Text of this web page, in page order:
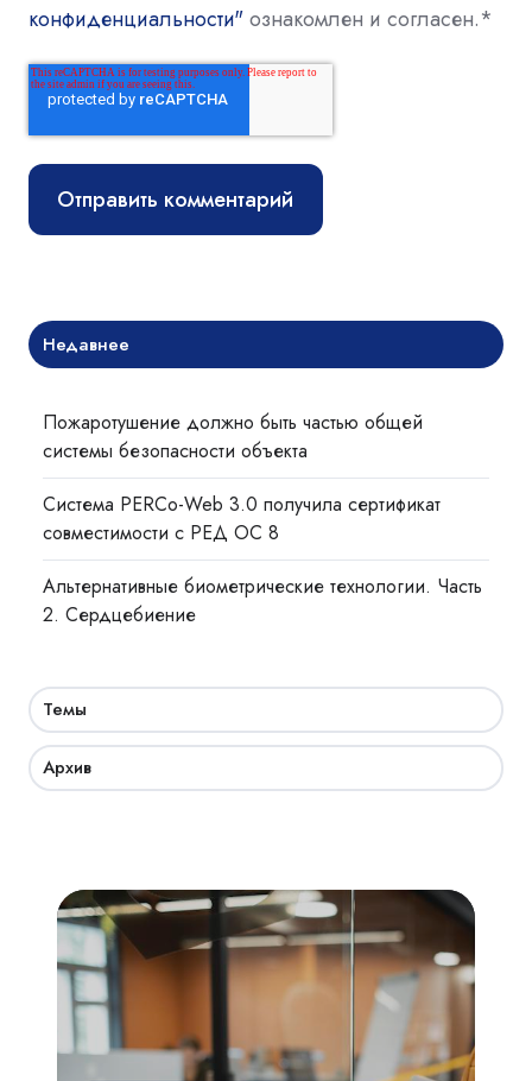
конфиденциальности"ознакомлен и согласен.*
Недавнее
Пожаротушение должно быть частью общей
системы безопасности объекта
Система PERCo-Web 3.0 получила сертификат
совместимости с РЕД ОС 8
Альтернативные биометрические технологии. Часть
2. Сердцебиение
Темы
Архив
Академия
СКУД:
мобильный
доступ,
бесконтактная